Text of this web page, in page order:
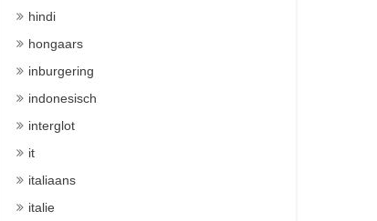
hindi
hongaars
inburgering
indonesisch
interglot
it
italiaans
italie